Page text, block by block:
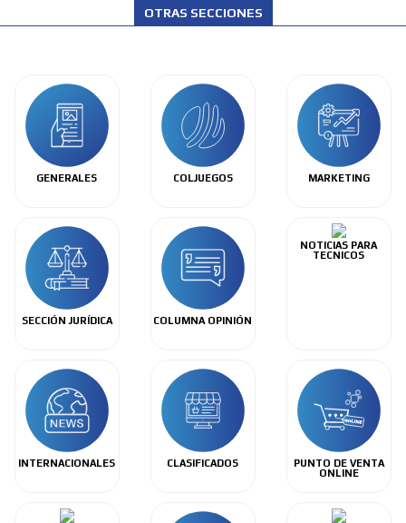
OTRAS SECCIONES
GENERALES COLJUEGOS MARKETING
SECCIÓN JURÍDICA COLUMNA OPINIÓN
NOTICIAS PARA
TECNICOS
INTERNACIONALES CLASIFICADOS
PUNTO DE VENTA
ONLINE